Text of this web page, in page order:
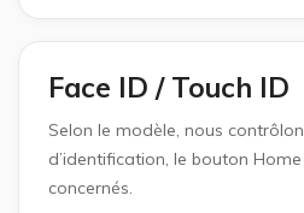
Face ID / Touch ID
Selon le modèle, nous
d’identification, le bouton
concernés.